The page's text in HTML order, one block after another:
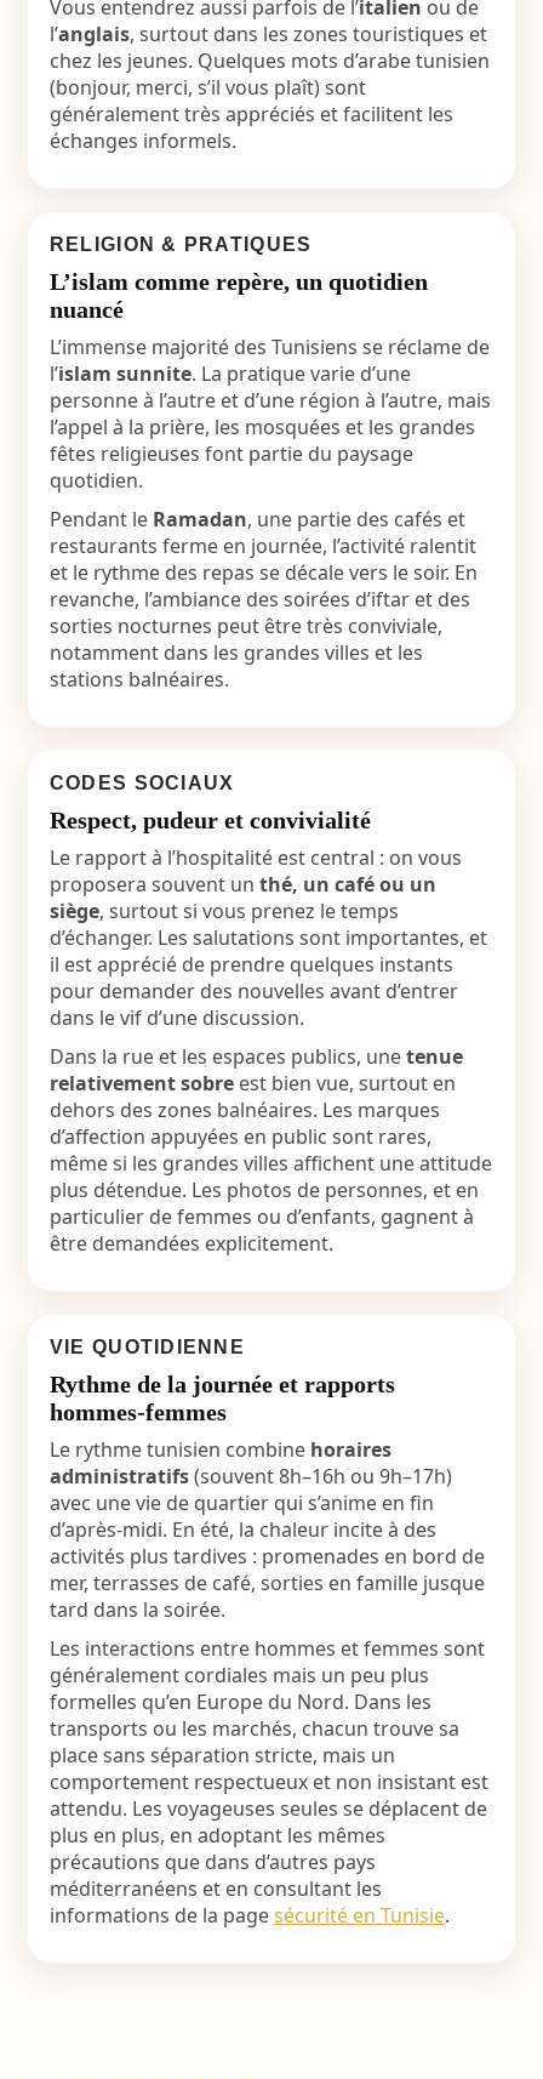
Vous entendrez aussi parfois de l’italien ou de
l’anglais, surtout dans les zones touristiques et
chez les jeunes. Quelques mots d’arabe tunisien
(bonjour, merci, s’il vous plaît) sont
généralement très appréciés et facilitent les
échanges informels.
RELIGION & PRATIQUES
L’islam comme repère, un quotidien
nuancé
L’immense majorité des Tunisiens se réclame de
l’islam sunnite. La pratique varie d’une
personne à l’autre et d’une région à l’autre, mais
l’appel à la prière, les mosquées et les grandes
fêtes religieuses font partie du paysage
quotidien.
Pendant le Ramadan, une partie des cafés et
restaurants ferme en journée, l’activité ralentit
et le rythme des repas se décale vers le soir. En
revanche, l’ambiance des soirées d’iftar et des
sorties nocturnes peut être très conviviale,
notamment dans les grandes villes et les
stations balnéaires.
CODES SOCIAUX
Respect, pudeur et convivialité
Le rapport à l’hospitalité est central : on vous
proposera souvent un thé, un café ou un
siège, surtout si vous prenez le temps
d’échanger. Les salutations sont importantes, et
il est apprécié de prendre quelques instants
pour demander des nouvelles avant d’entrer
dans le vif d’une discussion.
Dans la rue et les espaces publics, unetenue
relativement sobreest bien vue, surtout en
dehors des zones balnéaires. Les marques
d’affection appuyées en public sont rares,
même si les grandes villes affichent une attitude
plus détendue. Les photos de personnes, et en
particulier de femmes ou d’enfants, gagnent à
être demandées explicitement.
VIE QUOTIDIENNE
Rythme de la journée et rapports
hommes-femmes
Le rythme tunisien combine horaires
administratifs(souvent 8h–16h ou 9h–17h)
avec une vie de quartier qui s’anime en fin
d’après-midi. En été, la chaleur incite à des
activités plus tardives : promenades en bord de
mer, terrasses de café, sorties en famille jusque
tard dans la soirée.
Les interactions entre hommes et femmes sont
généralement cordiales mais un peu plus
formelles qu’en Europe du Nord. Dans les
transports ou les marchés, chacun trouve sa
place sans séparation stricte, mais un
comportement respectueux et non insistant est
attendu. Les voyageuses seules se déplacent de
plus en plus, en adoptant les mêmes
précautions que dans d’autres pays
méditerranéens et en consultant les
informations de la pagesécurité en Tunisie.